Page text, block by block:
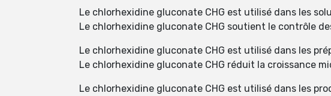
Le chlorhexidine gluconate CHG est utilisé dans les
Le chlorhexidine gluconate CHG soutient le contrôle
Le chlorhexidine gluconate CHG est utilisé dans les
Le chlorhexidine gluconate CHG réduit la croissance
Le chlorhexidine gluconate CHG est utilisé dans les